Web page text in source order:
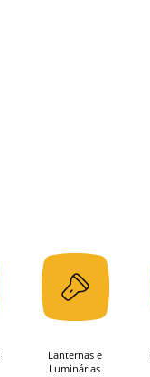
Lanternas e
Luminárias